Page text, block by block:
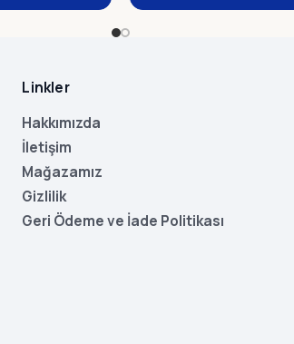
Linkler
Hakkımızda
İletişim
Mağazamız
Gizlilik
Geri Ödeme ve İade Politikası